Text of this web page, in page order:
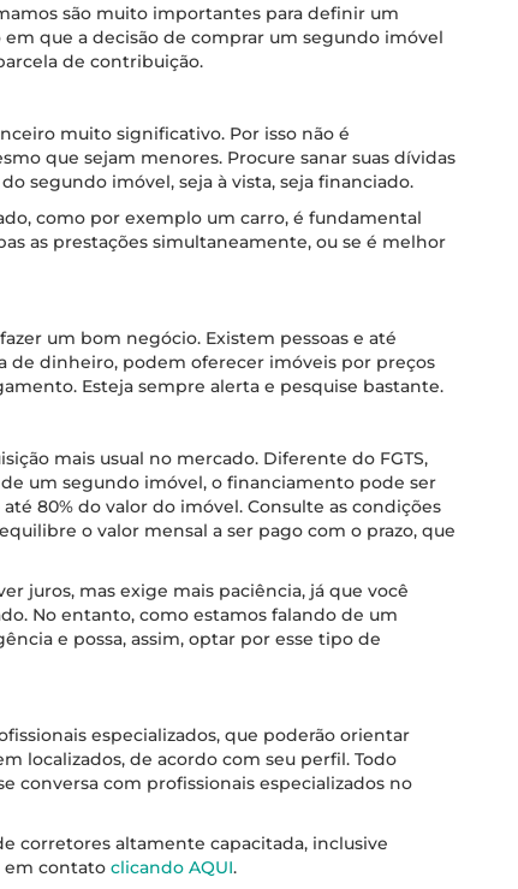
são muito importantes para definir um
que a decisão de comprar um segundo imóvel
de contribuição.
muito significativo. Por isso não é
que sejam menores. Procure sanar suas dívidas
segundo imóvel, seja à vista, seja financiado.
como por exemplo um carro, é fundamental
as prestações simultaneamente, ou se é melhor
um bom negócio. Existem pessoas e até
de dinheiro, podem oferecer imóveis por preços
Esteja sempre alerta e pesquise bastante.
mais usual no mercado. Diferente do FGTS,
um segundo imóvel, o financiamento pode ser
80% do valor do imóvel. Consulte as condições
o valor mensal a ser pago com o prazo, que
juros, mas exige mais paciência, já que você
No entanto, como estamos falando de um
e possa, assim, optar por esse tipo de
especializados, que poderão orientar
localizados, de acordo com seu perfil. Todo
conversa com profissionais especializados no
corretores altamente capacitada, inclusive
em contato clicando AQUI.